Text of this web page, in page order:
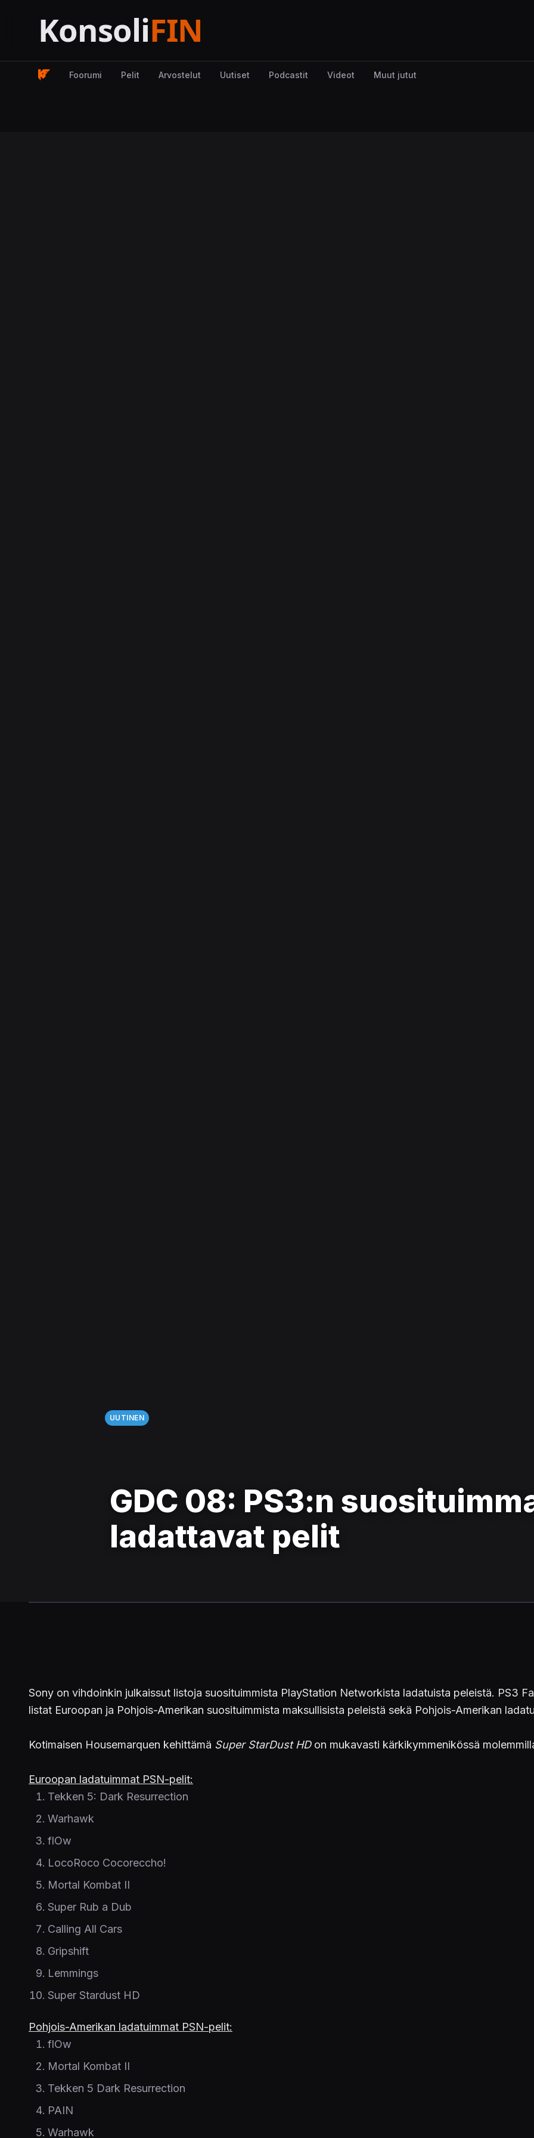
Foorumi Pelit Arvostelut Uutiset Podcastit Videot Muut jutut
UUTINEN
GDC 08: PS3:n
ladattavat pelit
Sony on vihdoinkin julkaissut listoja suosituimmista PlayStation Networkista ladatuista peleistä. PS3
listat Euroopan ja Pohjois-Amerikan suosituimmista maksullisista peleistä sekä Pohjois-Amerikan
Kotimaisen Housemarquen kehittämä Super StarDust HDon mukavasti kärkikymmenikössä
Euroopan ladatuimmat PSN-pelit:
Tekken 5: Dark Resurrection
Warhawk
flOw
LocoRoco Cocoreccho!
Mortal Kombat II
Super Rub a Dub
Calling All Cars
Gripshift
Lemmings
Super Stardust HD
Pohjois-Amerikan ladatuimmat PSN-pelit:
flOw
Mortal Kombat II
Tekken 5 Dark Resurrection
PAIN
Warhawk